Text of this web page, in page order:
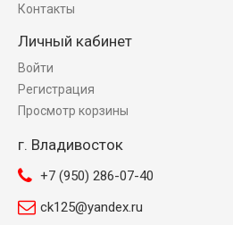
Контакты
Личный кабинет
Войти
Регистрация
Просмотр корзины
г. Владивосток
+7 (950) 286-07-40
ck125@yandex.ru